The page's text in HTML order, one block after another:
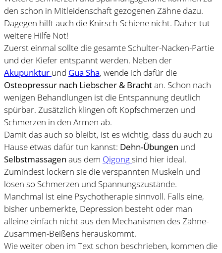
den schon in Mitleidenschaft gezogenen Zähne dazu.
Dagegen hilft auch die Knirsch-Schiene nicht. Daher tut
weitere Hilfe Not!
Zuerst einmal sollte die gesamte Schulter-Nacken-Partie
und der Kiefer entspannt werden. Neben der
Akupunktur und Gua Sha, wende ich dafür die
Osteopressur nach Liebscher & Brachtan. Schon nach
wenigen Behandlungen ist die Entspannung deutlich
spürbar. Zusätzlich klingen oft Kopfschmerzen und
Schmerzen in den Armen ab.
Damit das auch so bleibt, ist es wichtig, dass du auch zu
Hause etwas dafür tun kannst: Dehn-Übungen und
Selbstmassagen aus dem Qigongsind hier ideal.
Zumindest lockern sie die verspannten Muskeln und
lösen so Schmerzen und Spannungszustände.
Manchmal ist eine Psychotherapie sinnvoll. Falls eine,
bisher unbemerkte, Depression besteht oder man
alleine einfach nicht aus den Mechanismen des Zähne-
Zusammen-Beißens herauskommt.
Wie weiter oben im Text schon beschrieben, kommen die